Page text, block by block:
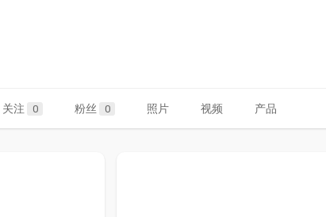
关注 0 粉丝 0 照片 视频 产品